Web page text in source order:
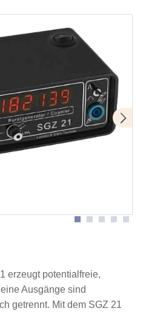
der Störstrompfade
der Burst-
erzeugt potentialfreie,
Ausgänge sind
getrennt. Mit dem SGZ 21